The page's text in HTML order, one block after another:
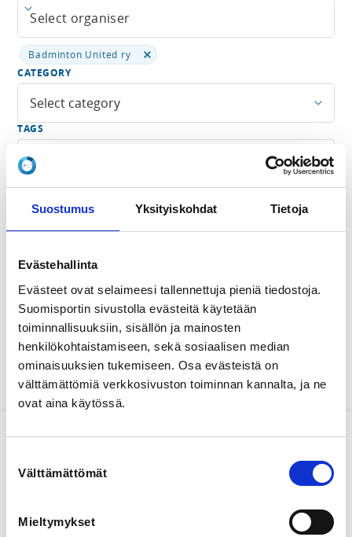
Suostumus Yksityiskohdat Tietoja
Evästehallinta
Evästeet ovat selaimeesi tallennettuja pieniä tiedostoja.
Suomisportin sivustolla evästeitä käytetään
toiminnallisuuksiin, sisällön ja mainosten
henkilökohtaistamiseen, sekä sosiaalisen median
ominaisuuksien tukemiseen. Osa evästeistä on
välttämättömiä verkkosivuston toiminnan kannalta, ja ne
ovat aina käytössä.
valinta
Välttämättömät
Mieltymykset
Open menu
Badminton United ry
CATEGORY
Select category
TAGS
SEARCH TERM
Find
1 search results
Registration finished